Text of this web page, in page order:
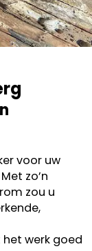
voor uw
zo’n
zou u
werk goed